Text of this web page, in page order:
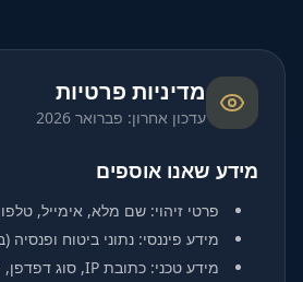
מדיניות פרטיות
עדכון אחרון: פברואר 2026
מידע שאנו אוספים
פרטי זיהוי: שם מלא, אימייל,
מידע פיננסי: נתוני ביטוח
מידע טכני: כתובת IP, סוג דפדפן, מידע על מכשיר